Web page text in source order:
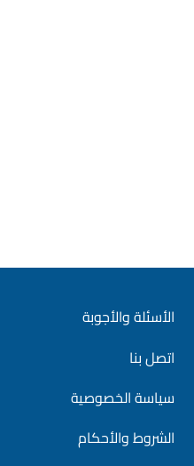
الأسئلة والأجوبة
اتصل بنا
سياسة الخصوصية
الشروط والأحكام